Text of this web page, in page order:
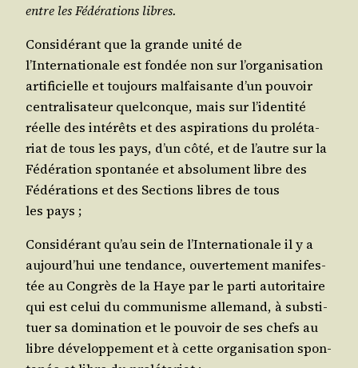
entre les Fédé­ra­tions libres.
Consi­dé­rant que la grande uni­té de
l’Internationale est fon­dée non sur l’organisation
arti­fi­cielle et tou­jours mal­fai­sante d’un pou­voir
cen­tra­li­sa­teur quel­conque, mais sur l’identité
réelle des inté­rêts et des aspi­ra­tions du pro­lé­ta­
riat de tous les pays, d’un côté, et de l’autre sur la
Fédé­ra­tion spon­ta­née et abso­lu­ment libre des
Fédé­ra­tions et des Sec­tions libres de tous
les pays ;
Consi­dé­rant qu’au sein de l’Internationale il y a
aujourd’hui une ten­dance, ouver­te­ment mani­fes­
tée au Congrès de la Haye par le par­ti auto­ri­taire
qui est celui du com­mu­nisme alle­mand, à sub­sti­
tuer sa domi­na­tion et le pou­voir de ses chefs au
libre déve­lop­pe­ment et à cette orga­ni­sa­tion spon­